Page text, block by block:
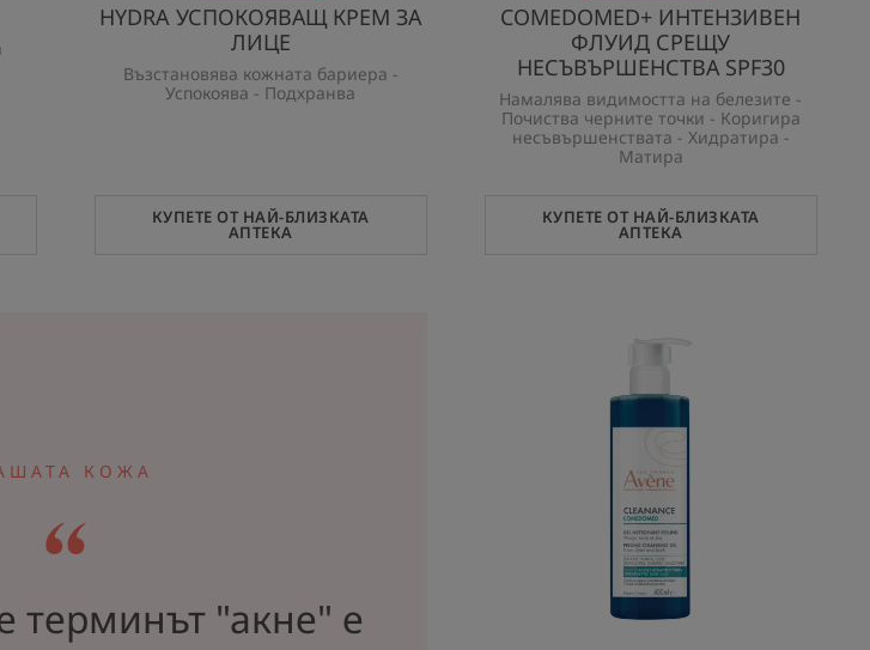
HYDRA УСПОКОЯВАЩ КРЕМ ЗА
ЛИЦЕ
Възстановява кожната бариера -
Успокоява - Подхранва
КУПЕТЕ ОТ НАЙ-БЛИЗКАТА
АПТЕКА
COMEDOMED+ ИНТЕНЗИВЕН
ФЛУИД СРЕЩУ
НЕСЪВЪРШЕНСТВА SPF30
Намалява видимостта на белезите -
Почиства черните точки - Коригира
несъвършенствата - Хидратира -
Матира
КУПЕТЕ ОТ НАЙ-БЛИЗКАТА
АПТЕКА
КОЖА
терминът "акне" е
ПОЧИСТВАЩ
ГЕЛ